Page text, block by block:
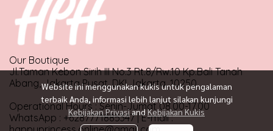
Website ini menggunakan kukis untuk pengalaman
terbaik Anda, informasi lebih lanjut silakan kunjungi
Kebijakan PrivasiandKebijakan Kukis
Our Boutique
Jl.Taman Kebon Sirih III No.3 Rt.8/Rw.10 Kp.Bali Tanah
Abang, Jakarta Pusat, DKI Jakarta, 10250
Operational Hours : Senin-Jumat 08.00-17.00
WhatsApp : +6287771885347 | E-mail :